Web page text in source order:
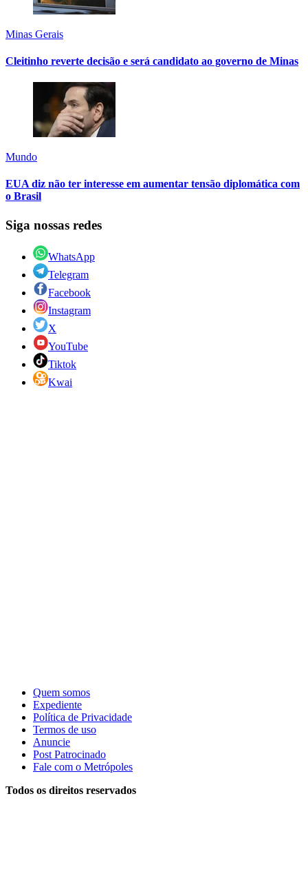
Minas Gerais
Cleitinho reverte decisão e será candidato ao governo de Minas
Mundo
EUA diz não ter interesse em aumentar tensão diplomática com
o Brasil
Siga nossas redes
WhatsApp
Telegram
Facebook
Instagram
X
YouTube
Tiktok
Kwai
Quem somos
Expediente
Política de Privacidade
Termos de uso
Anuncie
Post Patrocinado
Fale com o Metrópoles
Todos os direitos reservados